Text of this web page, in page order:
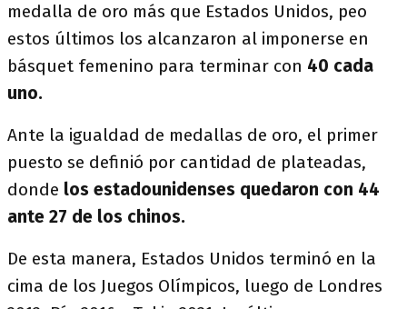
medalla de oro más que Estados Unidos, peo
estos últimos los alcanzaron al imponerse en
básquet femenino para terminar con 40 cada
uno.
Ante la igualdad de medallas de oro, el primer
puesto se definió por cantidad de plateadas,
donde los estadounidenses quedaron con 44
ante 27 de los chinos.
De esta manera, Estados Unidos terminó en la
cima de los Juegos Olímpicos, luego de Londres